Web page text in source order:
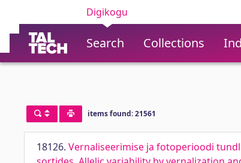
Digikogu
Search Collections
items found: 21561
18126. Vernaliseerimise ja fotoperioodi